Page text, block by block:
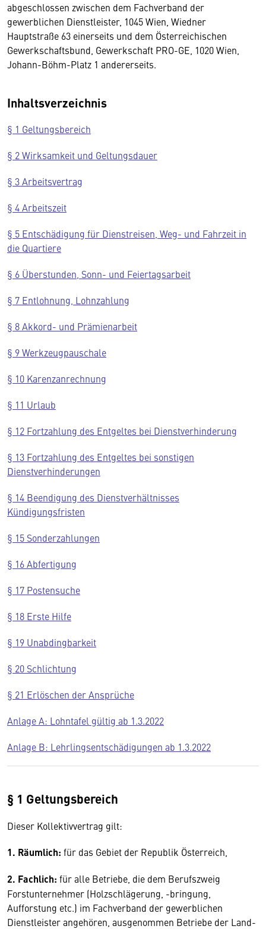
abgeschlossen zwischen dem Fachverband der
gewerblichen Dienstleister, 1045 Wien, Wiedner
Hauptstraße 63 einerseits und dem Österreichischen
Gewerkschaftsbund, Gewerkschaft PRO-GE, 1020 Wien,
Johann-Böhm-Platz 1 andererseits.
Inhaltsverzeichnis
§ 1 Geltungsbereich
§ 2 Wirksamkeit und Geltungsdauer
§ 3 Arbeitsvertrag
§ 4 Arbeitszeit
§ 5 Entschädigung für Dienstreisen, Weg- und Fahrzeit in
die Quartiere
§ 6 Überstunden, Sonn- und Feiertagsarbeit
§ 7 Entlohnung, Lohnzahlung
§ 8 Akkord- und Prämienarbeit
§ 9 Werkzeugpauschale
§ 10 Karenzanrechnung
§ 11 Urlaub
§ 12 Fortzahlung des Entgeltes bei Dienstverhinderung
§ 13 Fortzahlung des Entgeltes bei sonstigen
Dienstverhinderungen
§ 14 Beendigung des Dienstverhältnisses
Kündigungsfristen
§ 15 Sonderzahlungen
§ 16 Abfertigung
§ 17 Postensuche
§ 18 Erste Hilfe
§ 19 Unabdingbarkeit
§ 20 Schlichtung
§ 21 Erlöschen der Ansprüche
Anlage A: Lohntafel gültig ab 1.3.2022
Anlage B: Lehrlingsentschädigungen ab 1.3.2022
§ 1 Geltungsbereich
Dieser Kollektivvertrag gilt:
1. Räumlich: für das Gebiet der Republik Österreich,
2. Fachlich: für alle Betriebe, die dem Berufszweig
Forstunternehmer (Holzschlägerung, -bringung,
Aufforstung etc.) im Fachverband der gewerblichen
Dienstleister angehören, ausgenommen Betriebe der Land-